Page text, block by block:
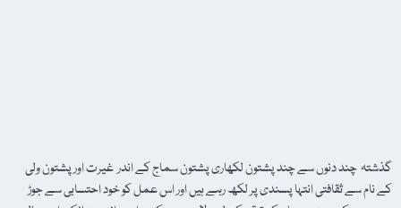
گذشتہ چند دنوں سے چند پشتون لکھاری پشتون سماج کے اندر غیرت اور پشتون ولی
کے نام سے ثقافتی انتہا پسندی پر لکھ رہے ہیں اور اس عمل کو خود احتسابی سے جوڑ